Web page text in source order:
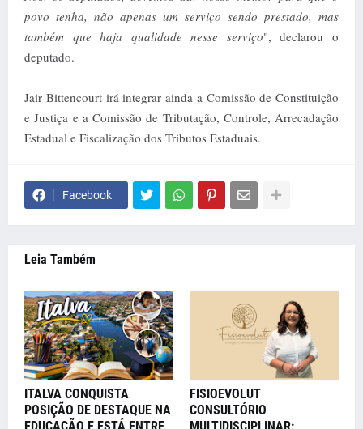
povo tenha, não apenas um serviço sendo prestado, mas
também que haja qualidade nesse serviço", declarou o
deputado.
Jair Bittencourt irá integrar ainda a Comissão de Constituição
e Justiça e a Comissão de Tributação, Controle, Arrecadação
Estadual e Fiscalização dos Tributos Estaduais.
Facebook
Leia Também
ITALVA CONQUISTA
POSIÇÃO DE DESTAQUE NA
FISIOEVOLUT
CONSULTÓRIO